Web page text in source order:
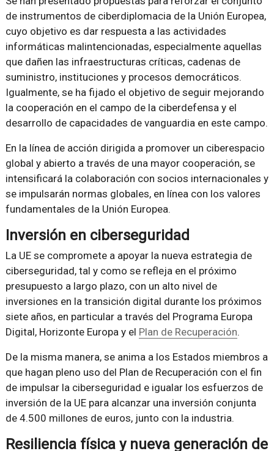
de instrumentos de ciberdiplomacia de la Unión Europea,
cuyo objetivo es dar respuesta a las actividades
informáticas malintencionadas, especialmente aquellas
que dañen las infraestructuras críticas, cadenas de
suministro, instituciones y procesos democráticos.
Igualmente, se ha fijado el objetivo de seguir mejorando
la cooperación en el campo de la ciberdefensa y el
desarrollo de capacidades de vanguardia en este campo.
En la línea de acción dirigida a promover un ciberespacio
global y abierto a través de una mayor cooperación, se
intensificará la colaboración con socios internacionales y
se impulsarán normas globales, en línea con los valores
fundamentales de la Unión Europea.
Inversión en ciberseguridad
La UE se compromete a apoyar la nueva estrategia de
ciberseguridad, tal y como se refleja en el próximo
presupuesto a largo plazo, con un alto nivel de
inversiones en la transición digital durante los próximos
siete años, en particular a través del Programa Europa
Digital, Horizonte Europa y el Plan de Recuperación.
De la misma manera, se anima a los Estados miembros a
que hagan pleno uso del Plan de Recuperación con el fin
de impulsar la ciberseguridad e igualar los esfuerzos de
inversión de la UE para alcanzar una inversión conjunta
de 4.500 millones de euros, junto con la industria.
Resiliencia física y nueva generación de